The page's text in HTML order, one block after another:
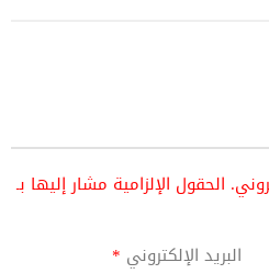
الحقول الإلزامية مشار إليها بـ
البريد الإلكتروني *